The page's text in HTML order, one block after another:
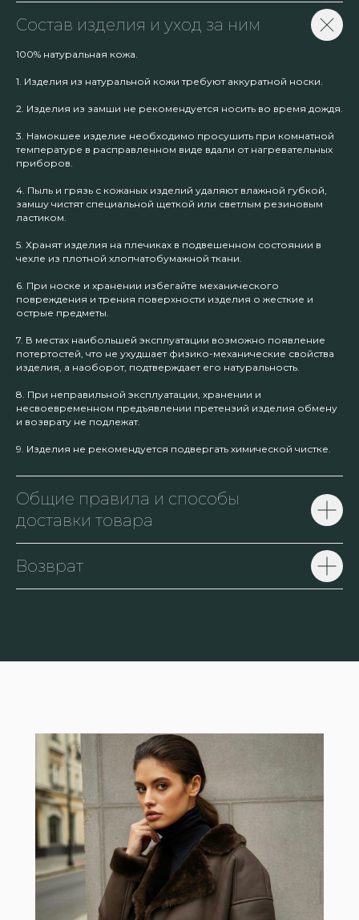
Состав изделия и уход за ним
100% натуральная кожа.
1. Изделия из натуральной кожи требуют аккуратной носки.
2. Изделия из замши не рекомендуется носить во время дождя.
3. Намокшее изделие необходимо просушить при комнатной
температуре в расправленном виде вдали от нагревательных
приборов.
4. Пыль и грязь с кожаных изделий удаляют влажной губкой,
замшу чистят специальной щеткой или светлым резиновым
ластиком.
5. Хранят изделия на плечиках в подвешенном состоянии в
чехле из плотной хлопчатобумажной ткани.
6. При носке и хранении избегайте механического
повреждения и трения поверхности изделия о жесткие и
острые предметы.
7. В местах наибольшей эксплуатации возможно появление
потертостей, что не ухудшает физико-механические свойства
изделия, а наоборот, подтверждает его натуральность.
8. При неправильной эксплуатации, хранении и
несвоевременном предъявлении претензий изделия обмену
и возврату не подлежат.
9. Изделия не рекомендуется подвергать химической чистке.
Общие правила и способы
доставки товара
Возврат